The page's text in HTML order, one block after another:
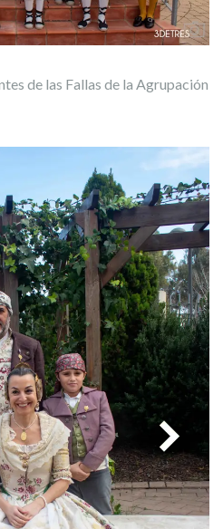
de las Fallas de la Agrupación